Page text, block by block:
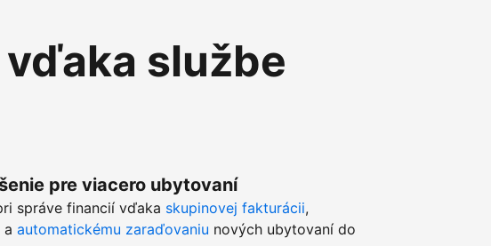
službe
pre viacero ubytovaní
správe financií vďaka skupinovej fakturácii,
a automatickému zaraďovaniu nových ubytovaní do